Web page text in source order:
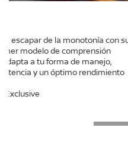
CONOCE EL NUEVO NISSAN
Olvida la conducción como la
un auto diseñado para llevarte
en quienes reflejan en su estilo